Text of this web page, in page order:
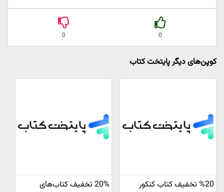
0
0
کوپن‌های دیگر پایتخت کتاب
%20 تخفیف کتاب کنکور
20% تخفیف کتاب‌های